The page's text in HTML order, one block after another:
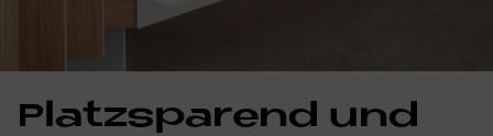
Platz­spa­rend und